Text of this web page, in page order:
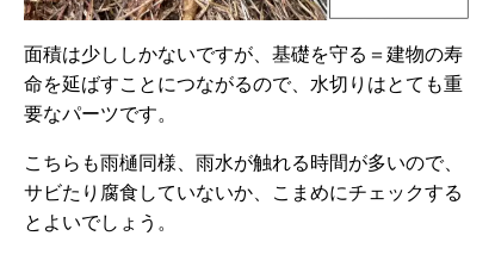
面積は少ししかないですが、基礎を守る＝建物の寿
命を延ばすことにつながるので、水切りはとても重
要なパーツです。
こちらも雨樋同様、雨水が触れる時間が多いので、
サビたり腐食していないか、こまめにチェックする
とよいでしょう。